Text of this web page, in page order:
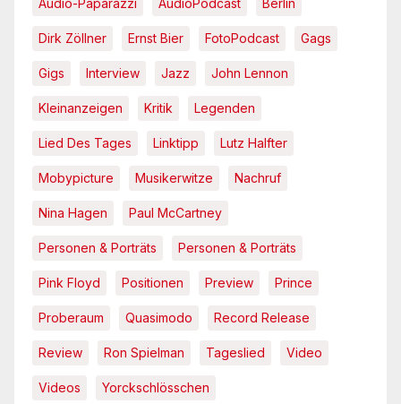
Audio-Paparazzi AudioPodcast Berlin
Dirk Zöllner Ernst Bier FotoPodcast Gags
Gigs Interview Jazz John Lennon
Kleinanzeigen Kritik Legenden
Lied Des Tages Linktipp Lutz Halfter
Mobypicture Musikerwitze Nachruf
Nina Hagen Paul McCartney
Personen & Porträts Personen & Porträts
Pink Floyd Positionen Preview Prince
Proberaum Quasimodo Record Release
Review Ron Spielman Tageslied Video
Videos Yorckschlösschen